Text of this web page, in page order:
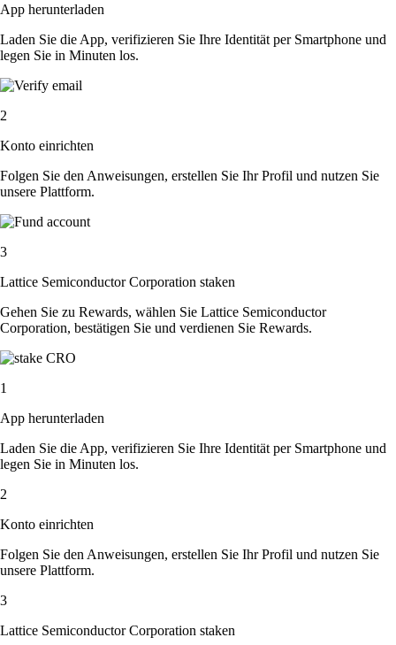
App herunterladen
Laden Sie die App, verifizieren Sie Ihre Identität per Smartphone und
legen Sie in Minuten los.
2
Konto einrichten
Folgen Sie den Anweisungen, erstellen Sie Ihr Profil und nutzen Sie
unsere Plattform.
3
Lattice Semiconductor Corporation staken
Gehen Sie zu Rewards, wählen Sie Lattice Semiconductor
Corporation, bestätigen Sie und verdienen Sie Rewards.
1
App herunterladen
Laden Sie die App, verifizieren Sie Ihre Identität per Smartphone und
legen Sie in Minuten los.
2
Konto einrichten
Folgen Sie den Anweisungen, erstellen Sie Ihr Profil und nutzen Sie
unsere Plattform.
3
Lattice Semiconductor Corporation staken